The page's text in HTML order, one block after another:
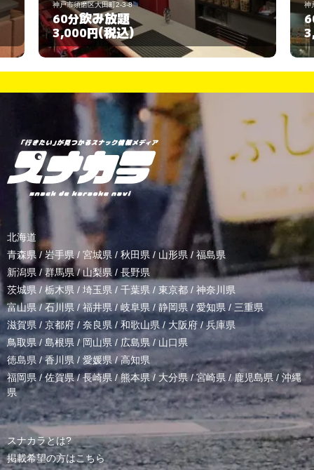
神戸市長田区水笠通3-1-18
60分飲み放題
3,000円(税込)
北海道
青森県 / 岩手県/ 宮城県 / 秋田県 / 山形県/ 福島県
新潟県 /群馬県/山梨県 / 長野県
茨城県 / 栃木県 / 埼玉県 / 千葉県 / 東京都 / 神奈川県
富山県 /石川県/福井県/岐阜県 / 静岡県 / 愛知県 / 三重県
滋賀県 / 京都府 / 奈良県 / 和歌山県/ 大阪府 /兵庫県
鳥取県/ 島根県 /岡山県/ 広島県 / 山口県
徳島県 /香川県 / 愛媛県/高知県
福岡県/佐賀県/長崎県 /熊本県/ 大分県/宮崎県 /鹿児島県 / 沖縄
県
スナカラとは?
掲載希望の方はこちら